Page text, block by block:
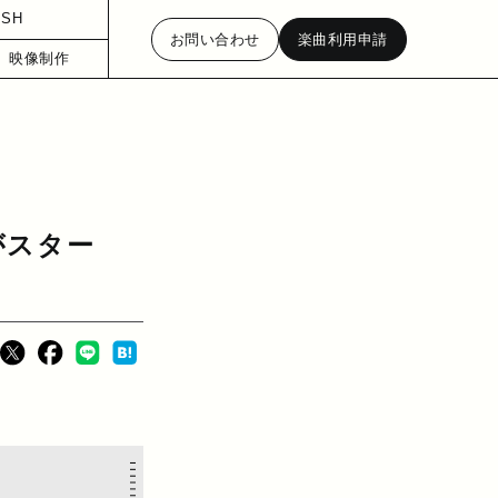
映像制作
お問い合わせ 楽曲利用申請
ター